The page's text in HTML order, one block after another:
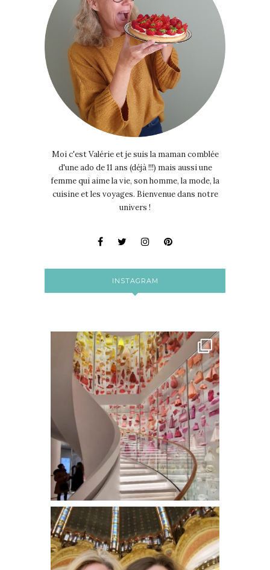
Moi c'est Valérie et je suis la maman comblée
d'une ado de 11 ans (déjà !!!) mais aussi une
femme qui aime la vie, son homme, la mode, la
cuisine et les voyages. Bienvenue dans notre
univers !
INSTAGRAM